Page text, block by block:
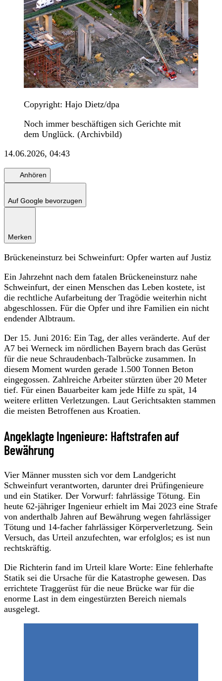
Copyright: Hajo Dietz/dpa
Noch immer beschäftigen sich Gerichte mit
dem Unglück. (Archivbild)
14.06.2026, 04:43
Anhören
Auf Google bevorzugen
Merken
Brückeneinsturz bei Schweinfurt: Opfer warten auf Justiz
Ein Jahrzehnt nach dem fatalen Brückeneinsturz nahe
Schweinfurt, der einen Menschen das Leben kostete, ist
die rechtliche Aufarbeitung der Tragödie weiterhin nicht
abgeschlossen. Für die Opfer und ihre Familien ein nicht
endender Albtraum.
Der 15. Juni 2016: Ein Tag, der alles veränderte. Auf der
A7 bei Werneck im nördlichen Bayern brach das Gerüst
für die neue Schraudenbach-Talbrücke zusammen. In
diesem Moment wurden gerade 1.500 Tonnen Beton
eingegossen. Zahlreiche Arbeiter stürzten über 20 Meter
tief. Für einen Bauarbeiter kam jede Hilfe zu spät, 14
weitere erlitten Verletzungen. Laut Gerichtsakten stammen
die meisten Betroffenen aus Kroatien.
Angeklagte Ingenieure: Haftstrafen auf
Bewährung
Vier Männer mussten sich vor dem Landgericht
Schweinfurt verantworten, darunter drei Prüfingenieure
und ein Statiker. Der Vorwurf: fahrlässige Tötung. Ein
heute 62-jähriger Ingenieur erhielt im Mai 2023 eine Strafe
von anderthalb Jahren auf Bewährung wegen fahrlässiger
Tötung und 14-facher fahrlässiger Körperverletzung. Sein
Versuch, das Urteil anzufechten, war erfolglos; es ist nun
rechtskräftig.
Die Richterin fand im Urteil klare Worte: Eine fehlerhafte
Statik sei die Ursache für die Katastrophe gewesen. Das
errichtete Traggerüst für die neue Brücke war für die
enorme Last in dem eingestürzten Bereich niemals
ausgelegt.